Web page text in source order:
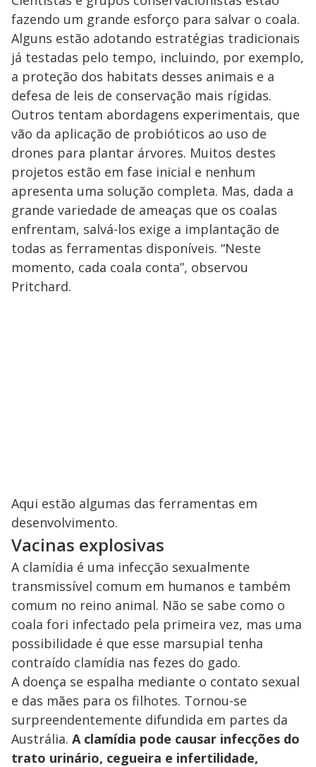
fazendo um grande esforço para salvar o coala.
Alguns estão adotando estratégias tradicionais
já testadas pelo tempo, incluindo, por exemplo,
a proteção dos habitats desses animais e a
defesa de leis de conservação mais rígidas.
Outros tentam abordagens experimentais, que
vão da aplicação de probióticos ao uso de
drones para plantar árvores. Muitos destes
projetos estão em fase inicial e nenhum
apresenta uma solução completa. Mas, dada a
grande variedade de ameaças que os coalas
enfrentam, salvá-los exige a implantação de
todas as ferramentas disponíveis. “Neste
momento, cada coala conta”, observou
Pritchard.
Aqui estão algumas das ferramentas em
desenvolvimento.
Vacinas explosivas
A clamídia é uma infecção sexualmente
transmissível comum em humanos e também
comum no reino animal. Não se sabe como o
coala fori infectado pela primeira vez, mas uma
possibilidade é que esse marsupial tenha
contraído clamídia nas fezes do gado.
A doença se espalha mediante o contato sexual
e das mães para os filhotes. Tornou-se
surpreendentemente difundida em partes da
Austrália. A clamídia pode causar infecções do
trato urinário, cegueira e infertilidade,